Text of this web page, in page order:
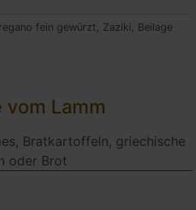
fein gewürzt, Zaziki, Beilage
Lamm
Bratkartoffeln, griechische
oder Brot